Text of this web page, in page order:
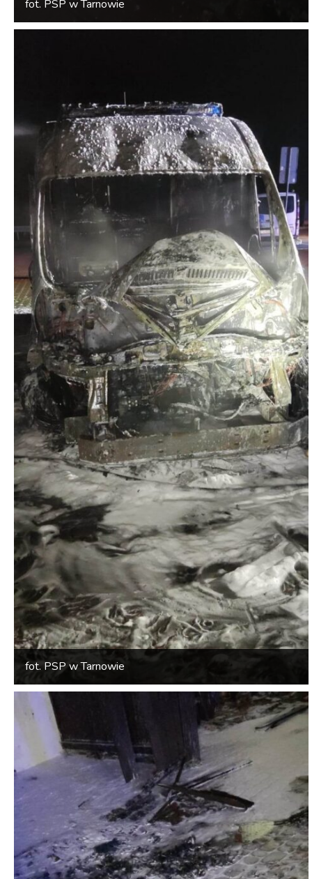
fot. PSP w Tarnowie
fot. PSP w Tarnowie